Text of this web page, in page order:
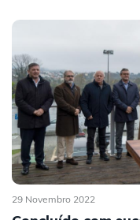
29 Novembro 2022